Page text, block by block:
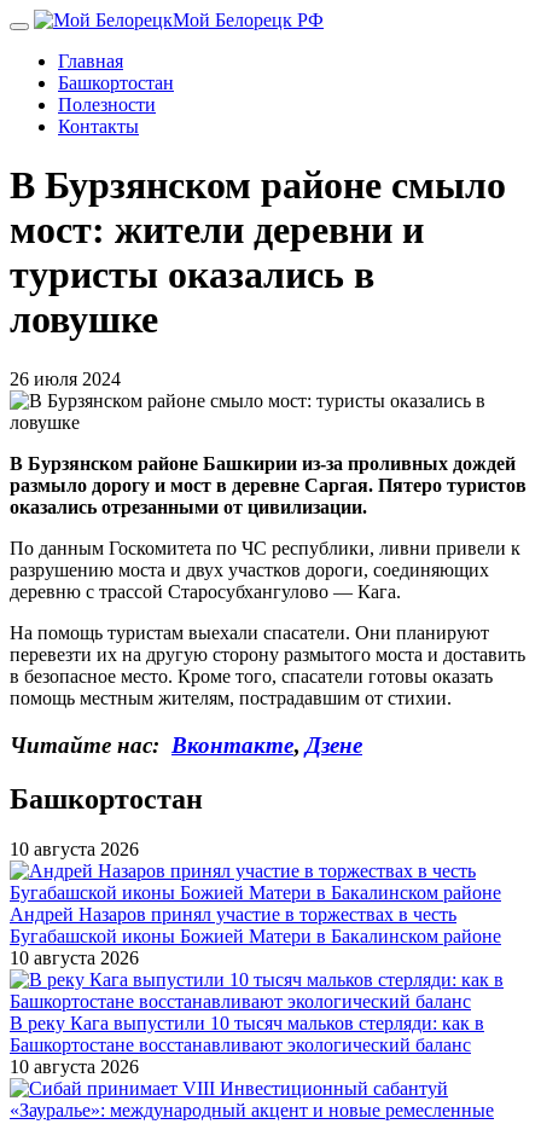
Перейти
основному
содержанию
Мой Белорецк РФ
Главная
Башкортостан
Полезности
Контакты
В Бурзянском районе смыло
мост: жители деревни и
туристы оказались в
ловушке
26 июля 2024
В Бурзянском районе Башкирии из-за проливных дождей
размыло дорогу и мост в деревне Саргая. Пятеро туристов
оказались отрезанными от цивилизации.
По данным Госкомитета по ЧС республики, ливни привели к
разрушению моста и двух участков дороги, соединяющих
деревню с трассой Старосубхангулово — Кага.
На помощь туристам выехали спасатели. Они планируют
перевезти их на другую сторону размытого моста и доставить
в безопасное место. Кроме того, спасатели готовы оказать
помощь местным жителям, пострадавшим от стихии.
Читайте нас: Вконтакте, Дзене
Башкортостан
10 августа 2026
Андрей Назаров принял участие в торжествах в честь
Бугабашской иконы Божией Матери в Бакалинском районе
10 августа 2026
В реку Кага выпустили 10 тысяч мальков стерляди: как в
Башкортостане восстанавливают экологический баланс
10 августа 2026